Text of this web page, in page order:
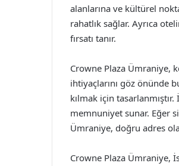
alanlarına ve kültürel
rahatlık sağlar. Ayrıca
fırsatı tanır.
Crowne Plaza Ümraniye,
ihtiyaçlarını göz önünde
kılmak için
memnuniyet sunar. Eğer
Ümraniye, doğru adres
Crowne Plaza Ümraniye,